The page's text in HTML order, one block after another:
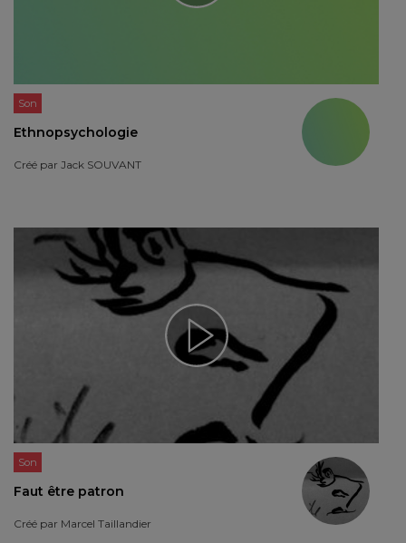
Son
Ethnopsychologie
Créé par Jack SOUVANT
Son
Faut être patron
Créé par Marcel Taillandier